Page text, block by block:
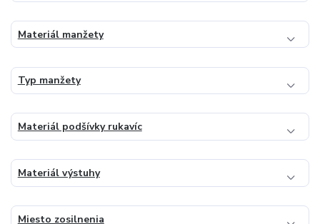
Materiál manžety
Typ manžety
Materiál podšívky rukavíc
Materiál výstuhy
Miesto zosilnenia